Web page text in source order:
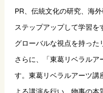
PR、伝統文化の研究、海
ステップアップして学習を
グローバルな視点を持った
さらに、「東葛リベラルア
す。東葛リベラルアーツ講
よる講演を行い、物事の